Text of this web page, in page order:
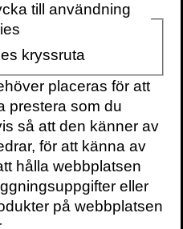
banker som inte
rädda sig om
hur mäktig den är,
Det finns ingen
de starkaste och
att stanna
företag som helst
gör det förr
Collins forskning
vissa företag
till användning
kryssruta
placeras för att
prestera som du
så att den känner av
för att känna av
hålla webbplatsen
eller
på webbplatsen